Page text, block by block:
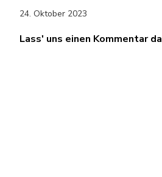
24. Oktober 2023
Lass' uns einen Kommentar da